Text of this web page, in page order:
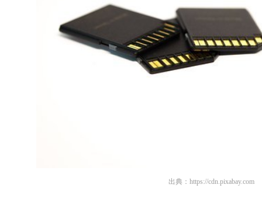
出典： https://cdn.pixabay.com